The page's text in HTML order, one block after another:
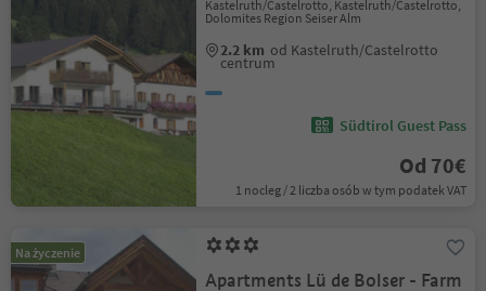
Kastelruth/Castelrotto, Kastelruth/Castelrotto,
Dolomites Region Seiser Alm
2.2 km od Kastelruth/Castelrotto
centrum
Südtirol Guest Pass
Od 70€
1 nocleg / 2 liczba osób w tym podatek VAT
Na życzenie
Apartments Lü de Bolser - Farm